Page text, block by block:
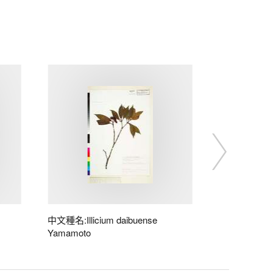
中文種名:Illicium daibuense
Yamamoto